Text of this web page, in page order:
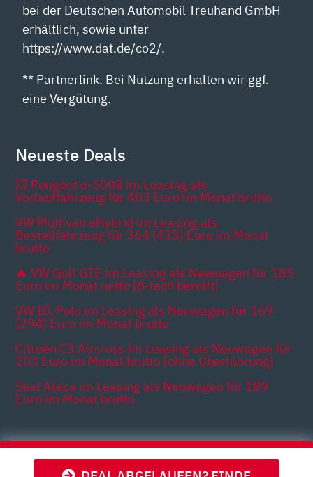
bei der Deutschen Automobil Treuhand GmbH
erhältlich, sowie unter
https://www.dat.de/co2/.
** Partnerlink. Bei Nutzung erhalten wir ggf.
eine Vergütung.
Neueste Deals
💥 Peugeot e-5008 im Leasing als
Vorlauffahrzeug für 403 Euro im Monat brutto
VW Multivan eHybrid im Leasing als
Bestellfahrzeug für 364 [433] Euro im Monat
brutto
🔥 VW Golf GTE im Leasing als Newuagen für 185
Euro im Monat netto [8-fach bereift]
VW ID. Polo im Leasing als Neuwagen für 169
(294) Euro im Monat brutto
Citroën C3 Aircross im Leasing als Neuwagen für
203 Euro im Monat brutto [ohne Überführung]
Seat Ateca im Leasing als Neuwagen für 189
Euro im Monat brutto